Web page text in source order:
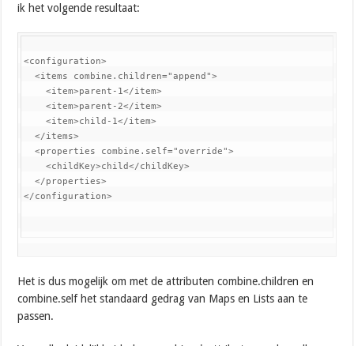
ik het volgende resultaat:
<configuration>
  <items combine.children="append">
    <item>parent-1</item>
    <item>parent-2</item>
    <item>child-1</item>
  </items>
  <properties combine.self="override">
    <childKey>child</childKey>
  </properties>
</configuration>
Het is dus mogelijk om met de attributen combine.children en
combine.self het standaard gedrag van Maps en Lists aan te
passen.